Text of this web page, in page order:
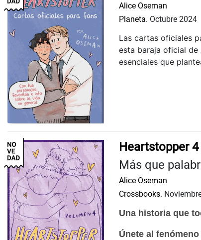
Alice Oseman
Planeta. Octubre 2024
Las cartas oficiales
esta baraja oficial de
esenciales que
Heartstopper
Más que
Alice Oseman
Crossbooks.
Una historia que
Únete al